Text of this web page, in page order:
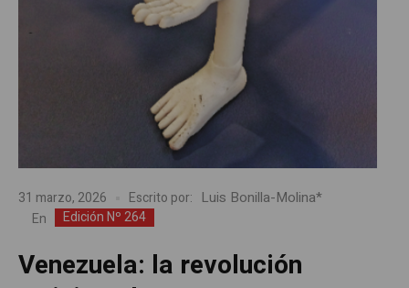
31 marzo, 2026 Escrito por: Luis Bonilla-Molina*
En Edición Nº 264
Venezuela: la revolución